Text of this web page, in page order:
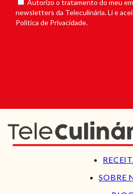
Autorizo o tratamento do meu
newsletters da Teleculinária. Li e
Política de Privacidade.
SOBRE